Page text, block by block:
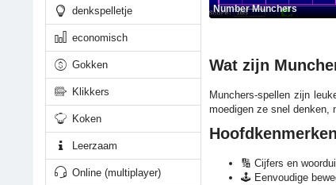
denkspelletje
economisch
Gokken
Klikkers
Koken
Leerzaam
Online (multiplayer)
Number Munchers
Wat zijn
Munchers-spellen zijn
moedigen ze snel denken,
🔢 Cijfers en
🕹️ Eenvoudige